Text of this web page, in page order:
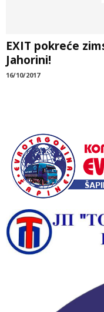
EXIT pokreće
Jahorini!
16/10/2017